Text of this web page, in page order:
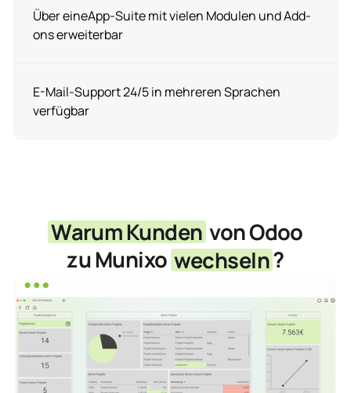
Über eineApp-Suite mit vielen Modulen und Add-
ons erweiterbar
E-Mail-Support 24/5 in mehreren Sprachen
verfügbar
Warum Kundenvon Odoo
zu Munixowechseln?